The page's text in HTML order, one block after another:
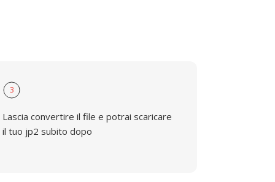
3
Lascia convertire il file e potrai scaricare
il tuo jp2 subito dopo